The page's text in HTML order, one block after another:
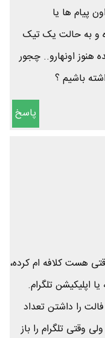
پیام ها یا
و به حالت یک تیک
هنوز اونهارو.. چجور
باشیم ؟
پاسخ
هست کلافه ام کرده،
را داشتن تعداد
در نوتیفیکیشن 30 عدد ولی وقتی تلگرام را باز